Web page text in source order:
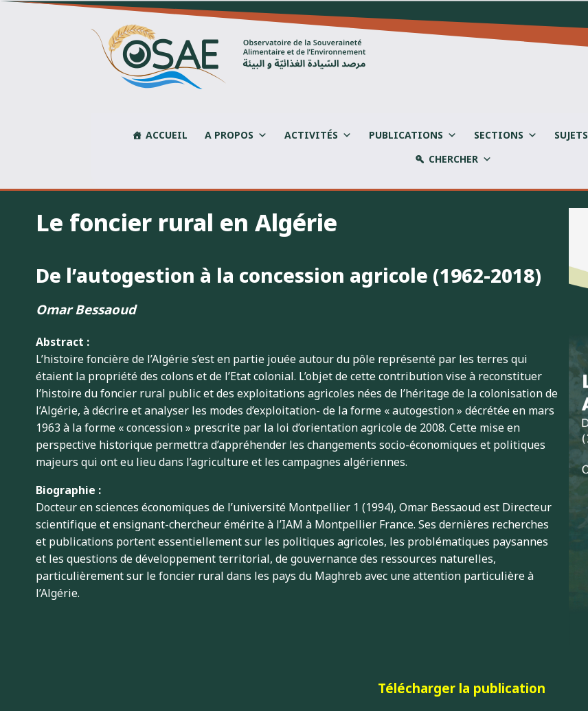
Skip
ACCUEIL A PROPOS ACTIVITÉS PUBLICATIONS SECTIONS SUJETS
CHERCHER
Le foncier rural en Algérie
De l’autogestion à la concession agricole (1962-2018)
Omar Bessaoud
Abstract :
L’histoire foncière de l’Algérie s’est en partie jouée autour du pôle représenté par les terres qui
étaient la propriété des colons et de l’Etat colonial. L’objet de cette contribution vise à reconstituer
l’histoire du foncier rural public et des exploitations agricoles nées de l’héritage de la colonisation de
l’Algérie, à décrire et analyser les modes d’exploitation- de la forme « autogestion » décrétée en mars
1963 à la forme « concession » prescrite par la loi d’orientation agricole de 2008. Cette mise en
perspective historique permettra d’appréhender les changements socio-économiques et politiques
majeurs qui ont eu lieu dans l’agriculture et les campagnes algériennes.
Biographie :
Docteur en sciences économiques de l’université Montpellier 1 (1994), Omar Bessaoud est Directeur
scientifique et ensignant-chercheur émérite à l’IAM à Montpellier France. Ses dernières recherches
et publications portent essentiellement sur les politiques agricoles, les problématiques paysannes
et les questions de développement territorial, de gouvernance des ressources naturelles,
particulièrement sur le foncier rural dans les pays du Maghreb avec une attention particulière à
l’Algérie.
Télécharger la publication